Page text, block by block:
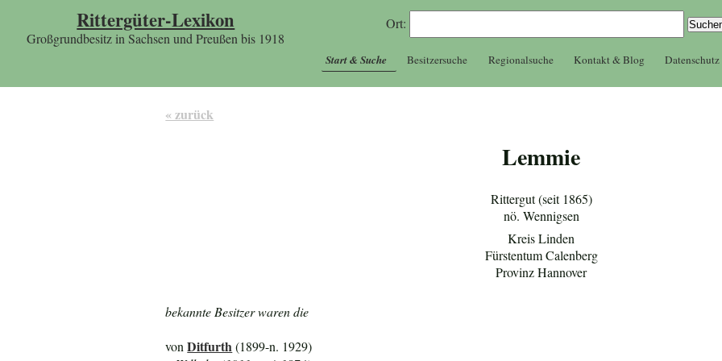
Rittergüter-Lexikon
Großgrundbesitz in Sachsen und Preußen bis 1918
Ort:
Start & Suche Besitzersuche Regionalsuche Kontakt & Blog Datenschutz
« zurück
Lemmie
Rittergut (seit 1865)
nö. Wennigsen
Kreis Linden
Fürstentum Calenberg
Provinz Hannover
bekannte Besitzer waren die
vonDitfurth (1899-n. 1929)